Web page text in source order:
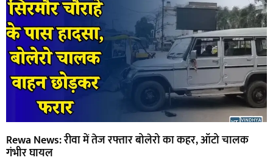
Rewa News: रीवा में तेज रफ्तार बोलेरो का कहर, ऑटो चालक
गंभीर घायल